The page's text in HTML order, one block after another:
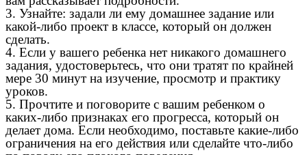
3. Узнайте: задали ли ему домашнее задание или
какой-либо проект в классе, который он должен
сделать.
4. Если у вашего ребенка нет никакого домашнего
задания, удостоверьтесь, что они тратят по крайней
мере 30 минут на изучение, просмотр и практику
уроков.
5. Прочтите и поговорите с вашим ребенком о
каких-либо признаках его прогресса, который он
делает дома. Если необходимо, поставьте какие-либо
ограничения на его действия или сделайте что-либо